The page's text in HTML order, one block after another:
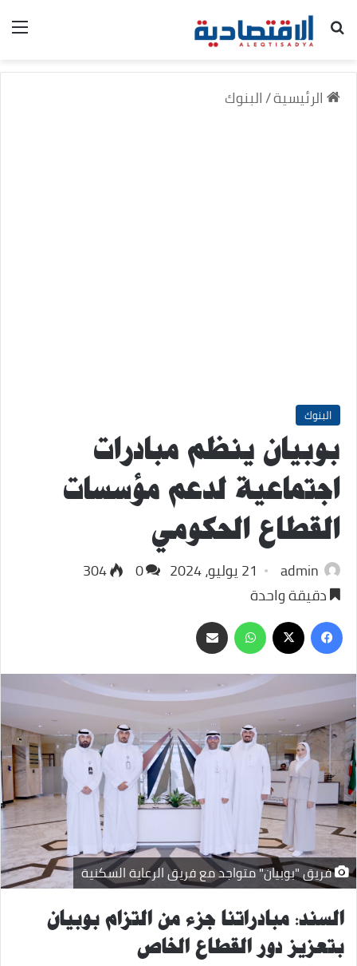
بحث عن
الرئيسية/البنوك
البنوك
بوبيان ينظم مبادرات
اجتماعية لدعم مؤسسات
القطاع الحكومي
admin 21 يوليو، 2024 0
304
دقيقة واحدة
فيسبوك
‫X واتسابمشاركة
عبر
البريد
فريق "بوبيان" متواجد مع فريق الرعاية السكنية
السند: مبادراتنا جزء من التزام بوبيان
بتعزيز دور القطاع الخاص